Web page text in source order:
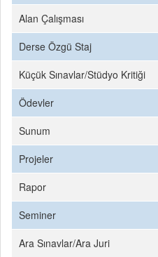
Alan Çalışması
Derse Özgü Staj
Küçük Sınavlar/Stüdyo Kritiği
Ödevler
Sunum
Projeler
Rapor
Seminer
Ara Sınavlar/Ara Juri